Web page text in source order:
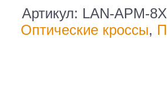
панель
для
Артикул: LAN-APM-
Оптические кроссы,